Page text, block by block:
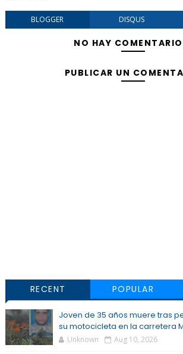
BLOGGER DISQUS
NO HAY
PUBLICAR UN
RECENT POPULAR
Joven de 35 años muere tras
su motocicleta en la carretera
Unknown Aug 10, 2026